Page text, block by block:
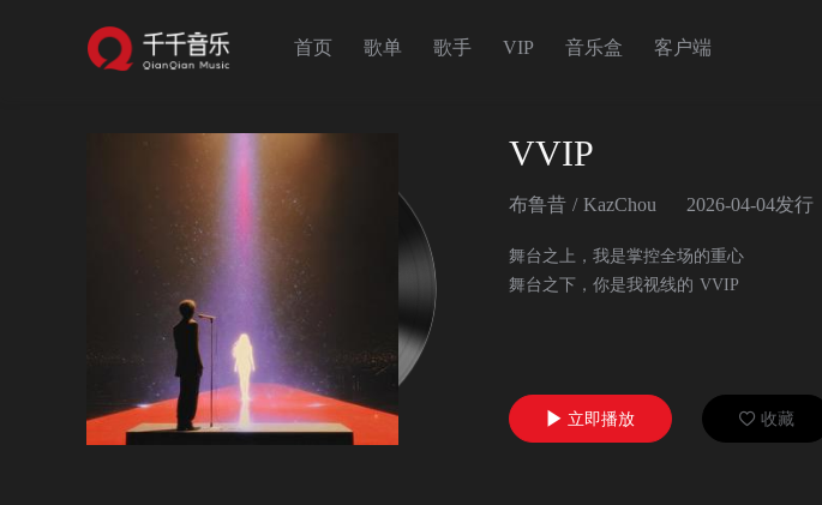
首页 歌单 歌手 VIP 音乐盒 客户端
VVIP
布鲁昔 / KazChou 2026-04-04发行
舞台之上，我是掌控全场的重心
舞台之下，你是我视线的 VVIP
 立即播放  收藏